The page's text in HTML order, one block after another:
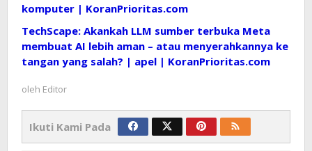
komputer | KoranPrioritas.com
TechScape: Akankah LLM sumber terbuka Meta
membuat AI lebih aman – atau menyerahkannya ke
tangan yang salah? | apel | KoranPrioritas.com
oleh Editor
Ikuti Kami Pada